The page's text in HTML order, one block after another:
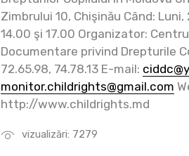
vizualizări: 7279
Zimbrului 10, Chişinău Când:
14.00 şi 17.00 Organizator:
Documentare privind Drepturile
72.65.98, 74.78.13 E-mail:
monitor.childrights@gmail.com
http://www.childrights.md